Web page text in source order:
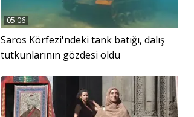
05:06
Saros Körfezi'ndeki tank batığı, dalış
tutkunlarının gözdesi oldu